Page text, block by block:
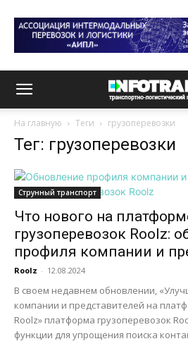
На главную Теги грузоперевозки
Тег: грузоперевозки
Струнный транспорт
Что нового на
грузоперевозок Roolz:
профиля компании и
Roolz - 12.08.2024
В своем недавнем обновлении,
компании и представителей на
Roolz» платформа грузоперевозок
функции для упрощения поиска